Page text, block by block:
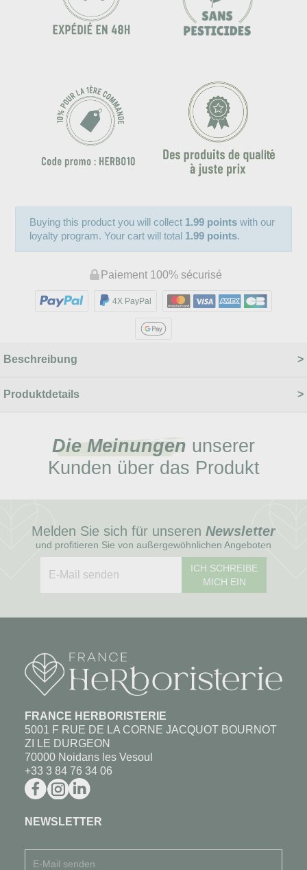
Buying this product you will collect 1.99 points with our
loyalty program. Your cart will total 1.99 points.
Paiement 100% sécurisé
4X PayPal
Beschreibung
Produktdetails
Die Meinungen unserer
Kunden über das Produkt
Melden Sie sich für unseren Newsletter
und profitieren Sie von außergewöhnlichen Angeboten
ICH SCHREIBE
MICH EIN
FRANCE HERBORISTERIE
5001 F RUE DE LA CORNE JACQUOT BOURNOT
ZI LE DURGEON
70000 Noidans les Vesoul
+33 3 84 76 34 06
NEWSLETTER